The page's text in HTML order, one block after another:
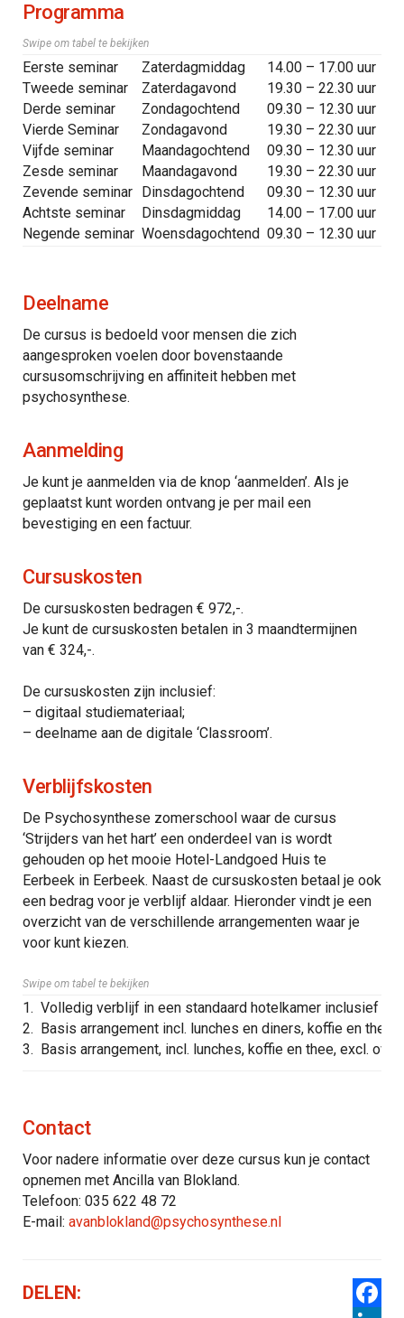
Programma
Swipe om tabel te bekijken
Eerste seminar
Tweede seminar
Derde seminar
Vierde Seminar
Vijfde seminar
Zesde seminar
Zevende seminar
Achtste seminar
Negende seminar
Zaterdagmiddag
Zaterdagavond
Zondagochtend
Zondagavond
Maandagochtend
Maandagavond
Dinsdagochtend
Dinsdagmiddag
Woensdagochtend
14.00 – 17.00 uur
19.30 – 22.30 uur
09.30 – 12.30 uur
19.30 – 22.30 uur
09.30 – 12.30 uur
19.30 – 22.30 uur
09.30 – 12.30 uur
14.00 – 17.00 uur
09.30 – 12.30 uur
Deelname
De cursus is bedoeld voor mensen die zich
aangesproken voelen door bovenstaande
cursusomschrijving en affiniteit hebben met
psychosynthese.
Aanmelding
Je kunt je aanmelden via de knop ‘aanmelden’. Als je
geplaatst kunt worden ontvang je per mail een
bevestiging en een factuur.
Cursuskosten
De cursuskosten bedragen € 972,-.
Je kunt de cursuskosten betalen in 3 maandtermijnen
van € 324,-.
De cursuskosten zijn inclusief:
– digitaal studiemateriaal;
– deelname aan de digitale ‘Classroom’.
Verblijfskosten
De Psychosynthese zomerschool waar de cursus
‘Strijders van het hart’ een onderdeel van is wordt
gehouden op het mooie Hotel-Landgoed Huis te
Eerbeek in Eerbeek. Naast de cursuskosten betaal je ook
een bedrag voor je verblijf aldaar. Hieronder vindt je een
overzicht van de verschillende arrangementen waar je
voor kunt kiezen.
Swipe om tabel te bekijken
1.
2.
3.
Volledig verblijf in een standaard hotelkamer inclusief
Basis arrangement incl. lunches en diners, koffie en thee,
Basis arrangement, incl. lunches, koffie en thee, excl.
Contact
Voor nadere informatie over deze cursus kun je contact
opnemen met Ancilla van Blokland.
Telefoon: 035 622 48 72
E-mail: avanblokland@psychosynthese.nl
DELEN: